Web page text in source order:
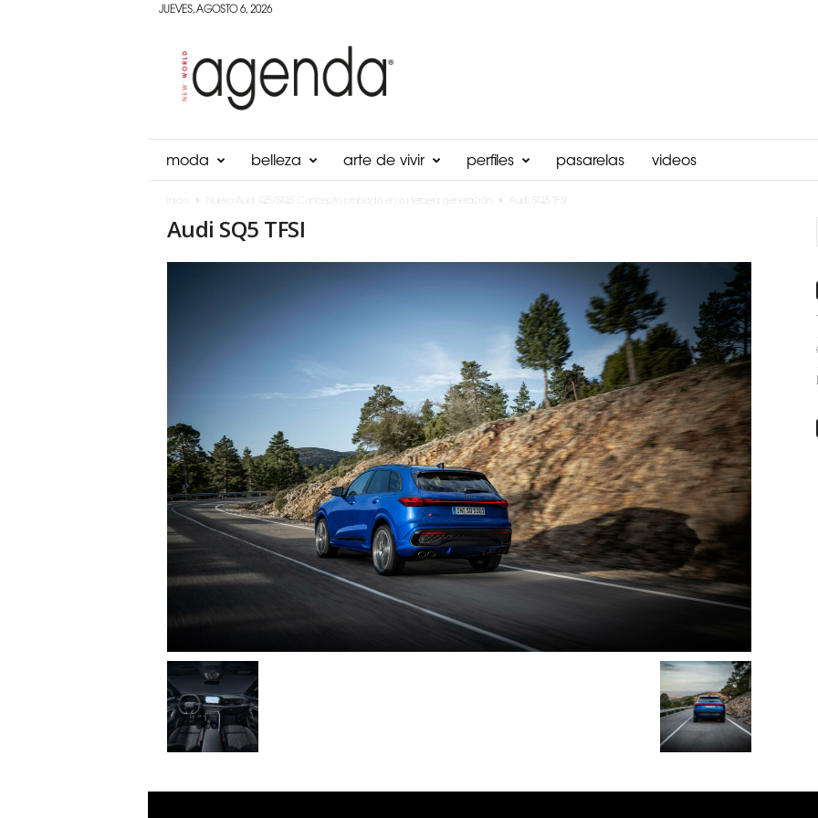
JUEVES, AGOSTO 6, 2026
Panama
moda belleza arte de vivir perfiles pasarelas videos
Nuevo Audi Q5/SQ5 Concepto probado en su tercera generación Audi SQ5 TFSI
Audi SQ5 TFSI